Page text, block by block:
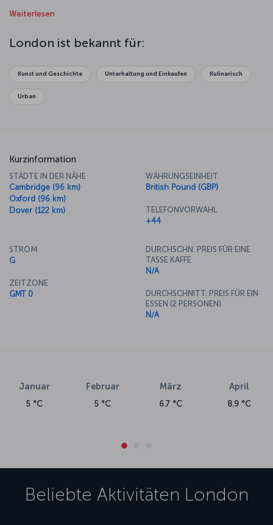
weitläufige Parks machen London wahrhaftig zu einer der
Themse im Herzen der Stadt, genießen Sie im London Eye
umwerfenden Ausblicke auf die Metropole oder besuchen Sie das
Errungenschaften der Menschheit. In London gibt es immer etwas
traditionellem britischem Tee oder einem Besuch der zahlreichen
Weiterlesen
London ist bekannt für:
Kunst und Geschichte Unterhaltung und Einkaufen Kulinarisch
Urban
Kurzinformation
STÄDTE IN DER NÄHE
Cambridge (96 km)
Oxford (96 km)
Dover (122 km)
WÄHRUNGSEINHEIT
British Pound (GBP)
TELEFONVORWAHL
+44
STROM
G
ZEITZONE
GMT 0
DURCHSCHN. PREIS FÜR EINE
TASSE KAFFE
N/A
DURCHSCHNITT. PREIS FÜR EIN
ESSEN (2 PERSONEN)
N/A
Januar
5 °C
Februar
5 °C
März
6.7 °C
April
8.9 °C
Beliebte Aktivitäten London